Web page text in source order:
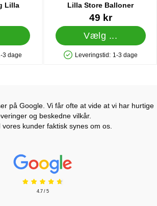
Lilla
På lager
3 dage
Lilla Store Balloner
Varenr 3771049 kr
Vælg ...
Produkttilgængelighed: På lager
Leveringstid: 1-3 dage
på Google. Vi får ofte at vide at vi har hurtige
og beskedne vilkår.
vores kunder faktisk synes om os.
Prisjakt Anmeldelser: 4.7 Stjerne
4.7 / 5